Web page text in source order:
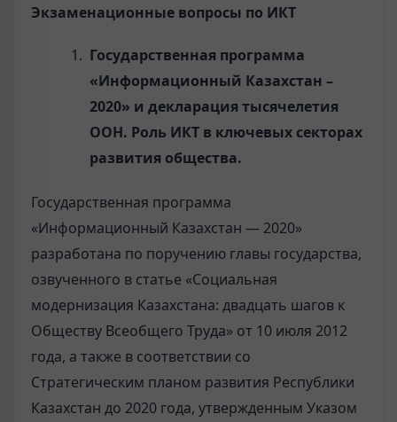
Экзаменационные вопросы по ИКТ
Государственная программа
«Информационный Казахстан –
2020» и декларация тысячелетия
ООН. Роль ИКТ в ключевых секторах
развития общества.
Государственная программа
«Информационный Казахстан — 2020»
разработана по поручению главы государства,
озвученного в статье «Социальная
модернизация Казахстана: двадцать шагов к
Обществу Всеобщего Труда» от 10 июля 2012
года, а также в соответствии со
Стратегическим планом развития Республики
Казахстан до 2020 года, утвержденным Указом